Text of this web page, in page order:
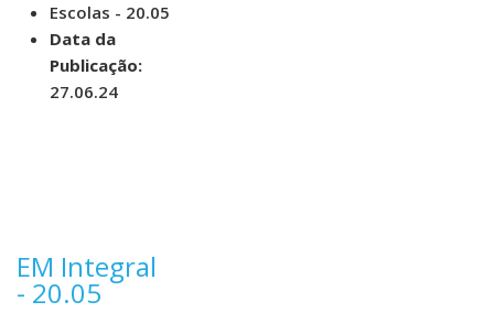
Escolas - 20.05
Data da
Publicação:
27.06.24
EM Integral
- 20.05